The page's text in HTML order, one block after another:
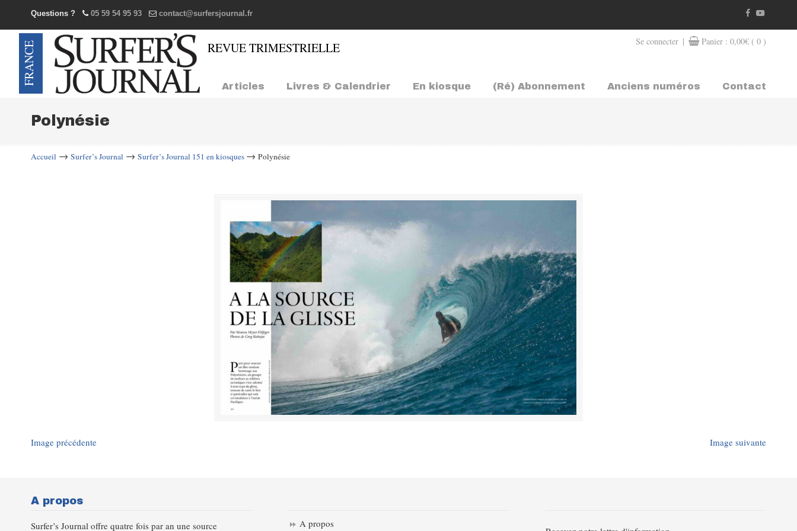
Questions ? 05 59 54 95 93 contact@surfersjournal.fr
Se connecter | Panier : 0,00€ ( 0 )
Articles Livres & Calendrier En kiosque (Ré) Abonnement Anciens numéros Contact
Navigation
Polynésie
Accueil → Surfer’s Journal → Surfer’s Journal 151 en kiosques → Polynésie
Image précédente Image suivante
A propos
Surfer’s Journal offre quatre fois par an une source A propos